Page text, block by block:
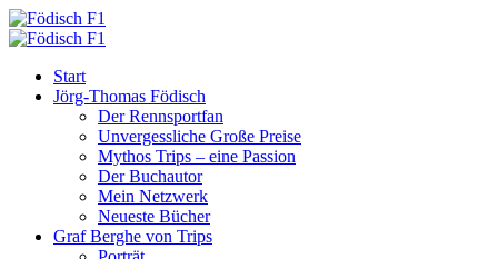
Start
Jörg-Thomas Födisch
Der Rennsportfan
Unvergessliche Große Preise
Mythos Trips – eine Passion
Der Buchautor
Mein Netzwerk
Neueste Bücher
Graf Berghe von Trips